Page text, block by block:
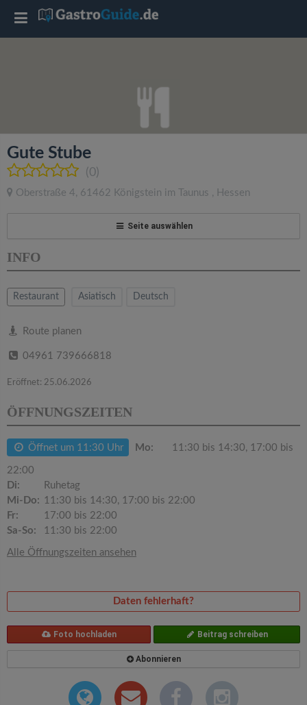
Gute Stube
(0)
Oberstraße 4, 61462 Königstein im Taunus , Hessen
Seite auswählen
INFO
Restaurant Asiatisch Deutsch
Route planen
04961 739666818
Eröffnet: 25.06.2026
ÖFFNUNGSZEITEN
Öffnet um 11:30 Uhr Mo: 11:30 bis 14:30, 17:00 bis
22:00
Di:
Ruhetag
Mi-Do: 11:30 bis 14:30, 17:00 bis 22:00
Fr:
17:00 bis 22:00
Sa-So:
11:30 bis 22:00
Alle Öffnungszeiten ansehen
Daten fehlerhaft?
Foto hochladen Beitrag schreiben
Abonnieren
T
l
e
a
v
g
a
t